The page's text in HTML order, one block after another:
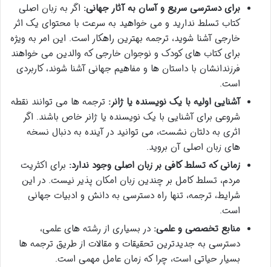
برای دسترسی سریع و آسان به آثار جهانی: اگر به زبان اصلی
کتاب تسلط ندارید و می خواهید به سرعت با محتوای یک اثر
خارجی آشنا شوید، ترجمه بهترین راهکار است. این امر به ویژه
برای کتاب های کودک و نوجوان خارجی که والدین می خواهند
فرزندانشان با داستان ها و مفاهیم جهانی آشنا شوند، کاربردی
است.
آشنایی اولیه با یک نویسنده یا ژانر: ترجمه ها می توانند نقطه
شروعی برای آشنایی با یک نویسنده یا ژانر خاص باشند. اگر
اثری به دلتان نشست، می توانید در آینده به دنبال نسخه
های زبان اصلی آن بروید.
زمانی که تسلط کافی بر زبان اصلی وجود ندارد: برای اکثریت
مردم، تسلط کامل بر چندین زبان امکان پذیر نیست. در این
شرایط، ترجمه، تنها راه دسترسی به دانش و ادبیات جهانی
است.
منابع تخصصی و علمی: در بسیاری از رشته های علمی،
دسترسی به جدیدترین تحقیقات و مقالات از طریق ترجمه ها
بسیار حیاتی است، چرا که زمان عامل مهمی است.